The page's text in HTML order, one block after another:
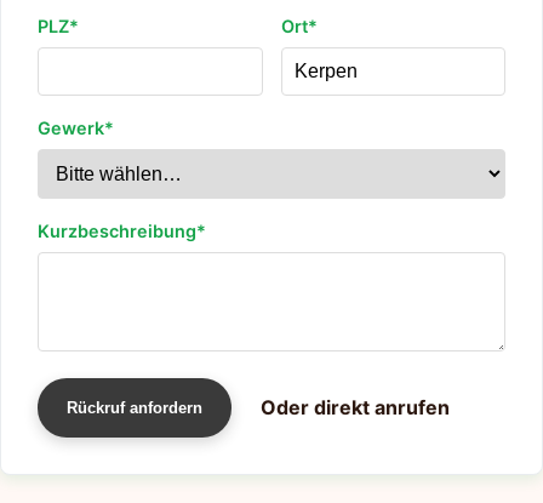
PLZ* Ort*
Gewerk*
Kurzbeschreibung*
Rückruf anfordern Oder direkt anrufen